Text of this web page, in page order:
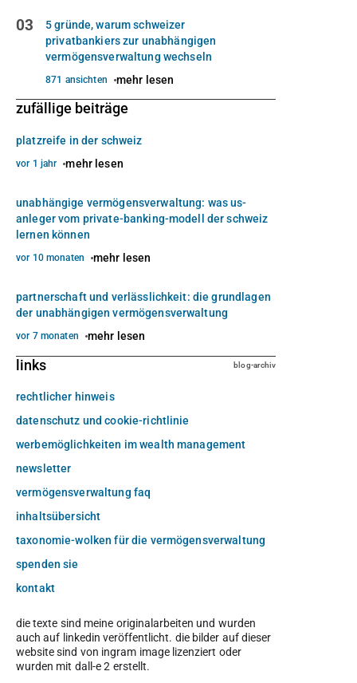
03
5 gründe, warum schweizer
privatbankiers zur unabhängigen
vermögensverwaltung wechseln
871 ansichten mehr lesen
zufällige beiträge
platzreife in der schweiz
vor 1 jahr mehr lesen
unabhängige vermögensverwaltung: was us-
anleger vom private-banking-modell der schweiz
lernen können
vor 10 monaten mehr lesen
partnerschaft und verlässlichkeit: die grundlagen
der unabhängigen vermögensverwaltung
vor 7 monaten mehr lesen
links blog-archiv
rechtlicher hinweis
datenschutz und cookie-richtlinie
werbemöglichkeiten im wealth management
newsletter
vermögensverwaltung faq
inhaltsübersicht
taxonomie-wolken für die vermögensverwaltung
spenden sie
kontakt
die texte sind meine originalarbeiten und wurden
auch auf linkedin veröffentlicht. die bilder auf dieser
website sind von ingram image lizenziert oder
wurden mit dall-e 2 erstellt.